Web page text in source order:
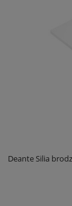
Deante Silia